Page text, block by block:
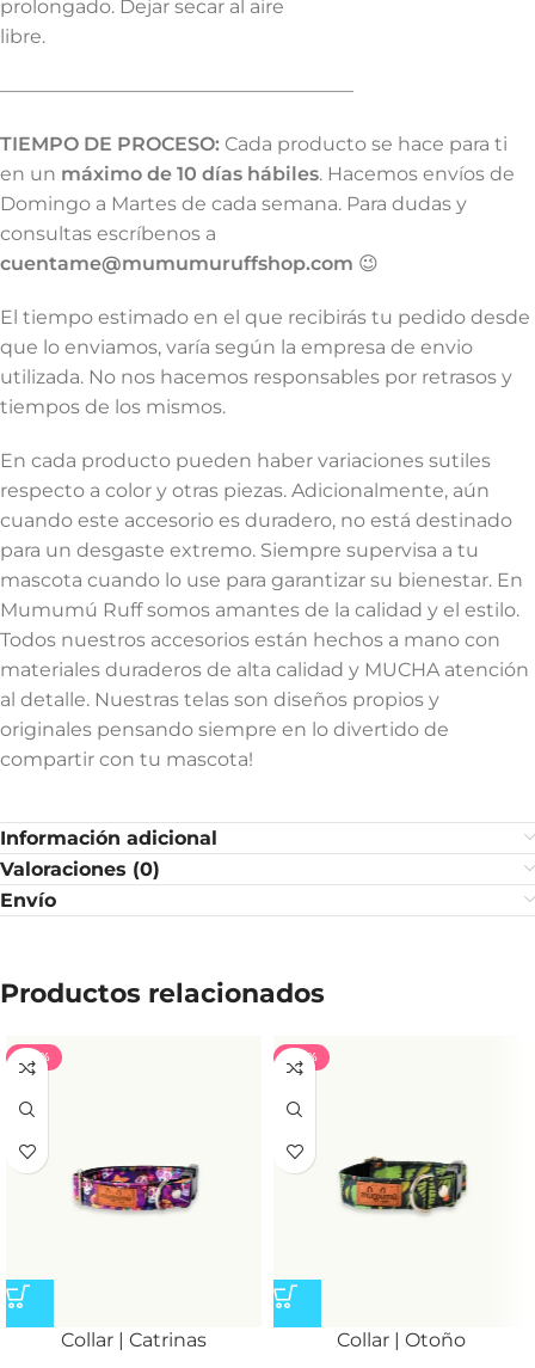
prolongado. Dejar secar al aire
libre.
——————————————————–
TIEMPO DE PROCESO: Cada producto se hace para ti
en un máximo de 10 días hábiles. Hacemos envíos de
Domingo a Martes de cada semana. Para dudas y
consultas escríbenos a
cuentame@mumumuruffshop.com 😉
El tiempo estimado en el que recibirás tu pedido desde
que lo enviamos, varía según la empresa de envio
utilizada. No nos hacemos responsables por retrasos y
tiempos de los mismos.
En cada producto pueden haber variaciones sutiles
respecto a color y otras piezas. Adicionalmente, aún
cuando este accesorio es duradero, no está destinado
para un desgaste extremo. Siempre supervisa a tu
mascota cuando lo use para garantizar su bienestar. En
Mumumú Ruff somos amantes de la calidad y el estilo.
Todos nuestros accesorios están hechos a mano con
materiales duraderos de alta calidad y MUCHA atención
al detalle. Nuestras telas son diseños propios y
originales pensando siempre en lo divertido de
compartir con tu mascota!
Información adicional
Valoraciones (0)
Envío
Productos relacionados
-40%
Collar | Catrinas
-40%
Collar | Otoño